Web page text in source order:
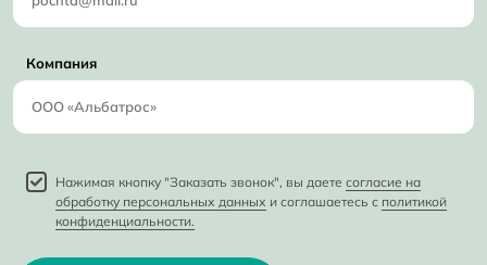
Компания
Нажимая кнопку "Заказать звонок", вы даете согласие на
обработку персональных данных и соглашаетесь с политикой
конфиденциальности.